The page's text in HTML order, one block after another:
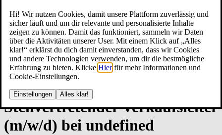
Hi! Wir nutzen Cookies, damit unsere Plattform zuverlässig und
sicher läuft und um dir relevante und personalisierte Inhalte
zeigen zu können. Damit das funktioniert, sammeln wir Daten
über die Aktivitäten unserer User. Mit einem Klick auf „Alles
klar!“ erklärst du dich damit einverstanden, dass wir Cookies
und andere Technologien verwenden, um dir die bestmögliche
Erfahrung zu bieten. Klicke Hier für mehr Informationen und
Cookie-Einstellungen.
Einstellungen Alles klar!
Stell­ver­tre­ten­der Ver­kaufs­lei­ter
(m/w/d) bei un­de­fi­ned